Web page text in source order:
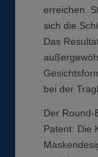
erreichen.
sich die
Das
bei der
Der Round-
Patent: Die